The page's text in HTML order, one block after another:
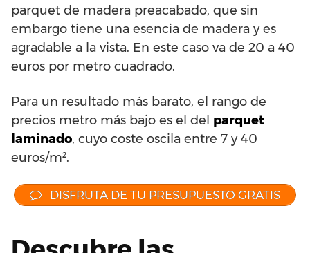
parquet de madera preacabado, que sin
embargo tiene una esencia de madera y es
agradable a la vista. En este caso va de 20 a 40
euros por metro cuadrado.
Para un resultado más barato, el rango de
precios metro más bajo es el del parquet
laminado, cuyo coste oscila entre 7 y 40
euros/m².
DISFRUTA DE TU PRESUPUESTO GRATIS